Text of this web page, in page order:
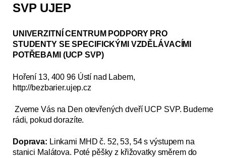
SVP UJEP
UNIVERZITNÍ CENTRUM PODPORY PRO
STUDENTY SE SPECIFICKÝMI VZDĚLÁVACÍMI
POTŘEBAMI (UCP SVP)
Hoření 13, 400 96 Ústí nad Labem,
http://bezbarier.ujep.cz
Zveme Vás na Den otevřených dveří UCP SVP. Budeme
rádi, pokud dorazíte.
Doprava: Linkami MHD č. 52, 53, 54 s výstupem na
stanici Malátova. Poté pěšky z křižovatky směrem do